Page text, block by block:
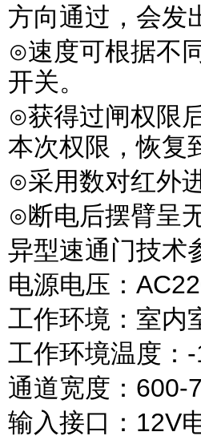
方向通过，会发
⊙速度可根据不
开关。
⊙获得过闸权限
本次权限，恢复
⊙采用数对红外
⊙断电后摆臂呈
异型速通门技术
电源电压：
工作环境：室内
工作环境温度：
通道宽度： 600-
输入接口： 12V